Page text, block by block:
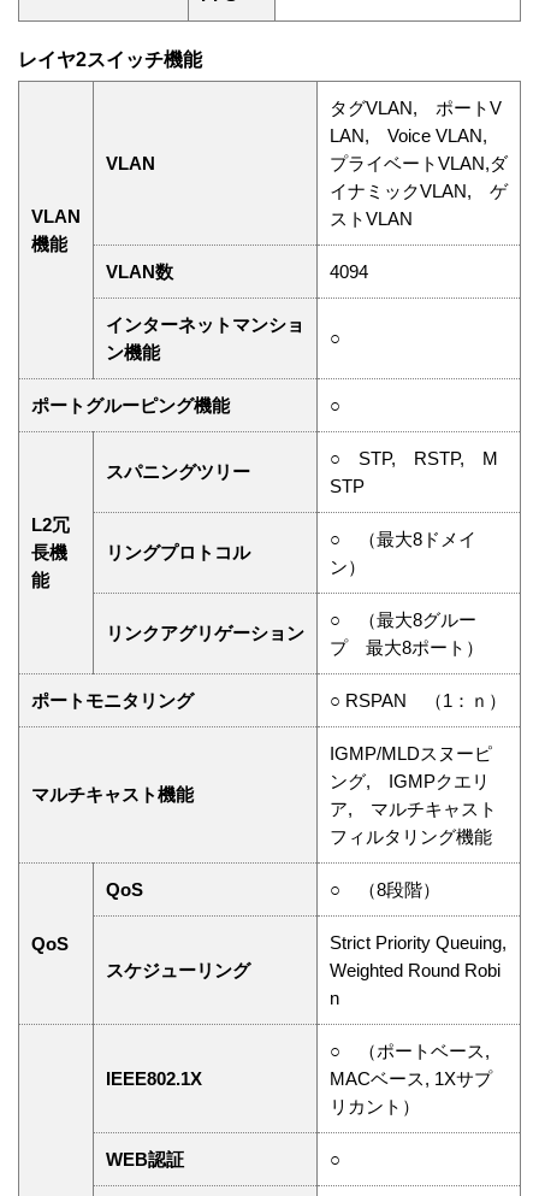
レイヤ2スイッチ機能
VLAN
機能
VLAN
タグVLAN, ポートV
LAN, Voice VLAN,
プライベートVLAN,ダ
イナミックVLAN, ゲ
ストVLAN
VLAN数 4094
インターネットマンショ
ン機能
○
ポートグルーピング機能 ○
L2冗
長機
能
スパニングツリー
○ STP, RSTP, M
STP
リングプロトコル
○ （最大8ドメイ
ン）
リンクアグリゲーション
○ （最大8グルー
プ 最大8ポート）
ポートモニタリング ○ RSPAN （1：ｎ）
マルチキャスト機能
IGMP/MLDスヌーピ
ング, IGMPクエリ
ア, マルチキャスト
フィルタリング機能
QoS
QoS ○ （8段階）
スケジューリング
Strict Priority Queuing,
Weighted Round Robi
n
IEEE802.1X
○ （ポートベース,
MACベース, 1Xサプ
リカント）
WEB認証 ○